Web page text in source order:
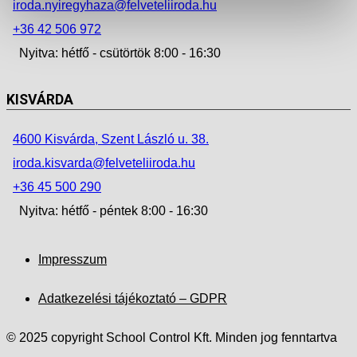
iroda.nyiregyhaza@felveteliiroda.hu
+36 42 506 972
Nyitva: hétfő - csütörtök 8:00 - 16:30
KISVÁRDA
4600 Kisvárda, Szent László u. 38.
iroda.kisvarda@felveteliiroda.hu
+36 45 500 290
Nyitva: hétfő - péntek 8:00 - 16:30
Impresszum
Adatkezelési tájékoztató – GDPR
© 2025 copyright School Control Kft. Minden jog fenntartva